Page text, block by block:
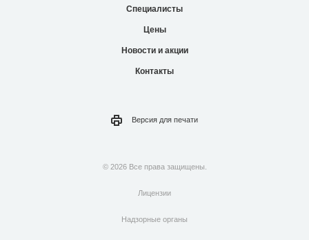
Специалисты
Цены
Новости и акции
Контакты
Версия для печати
© 2026 Все права защищены.
Лицензии
Надзорные органы